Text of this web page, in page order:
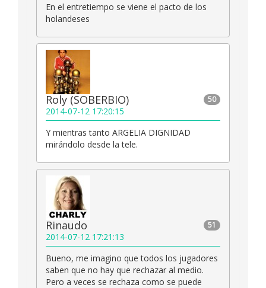
En el entretiempo se viene el pacto de los
holandeses
50
Roly (SOBERBIO)
2014-07-12 17:20:15
Y mientras tanto ARGELIA DIGNIDAD
mirándolo desde la tele.
51
Rinaudo
2014-07-12 17:21:13
Bueno, me imagino que todos los jugadores
saben que no hay que rechazar al medio.
Pero a veces se rechaza como se puede